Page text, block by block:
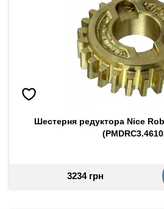
Шестерня редуктора Nice
3234 грн